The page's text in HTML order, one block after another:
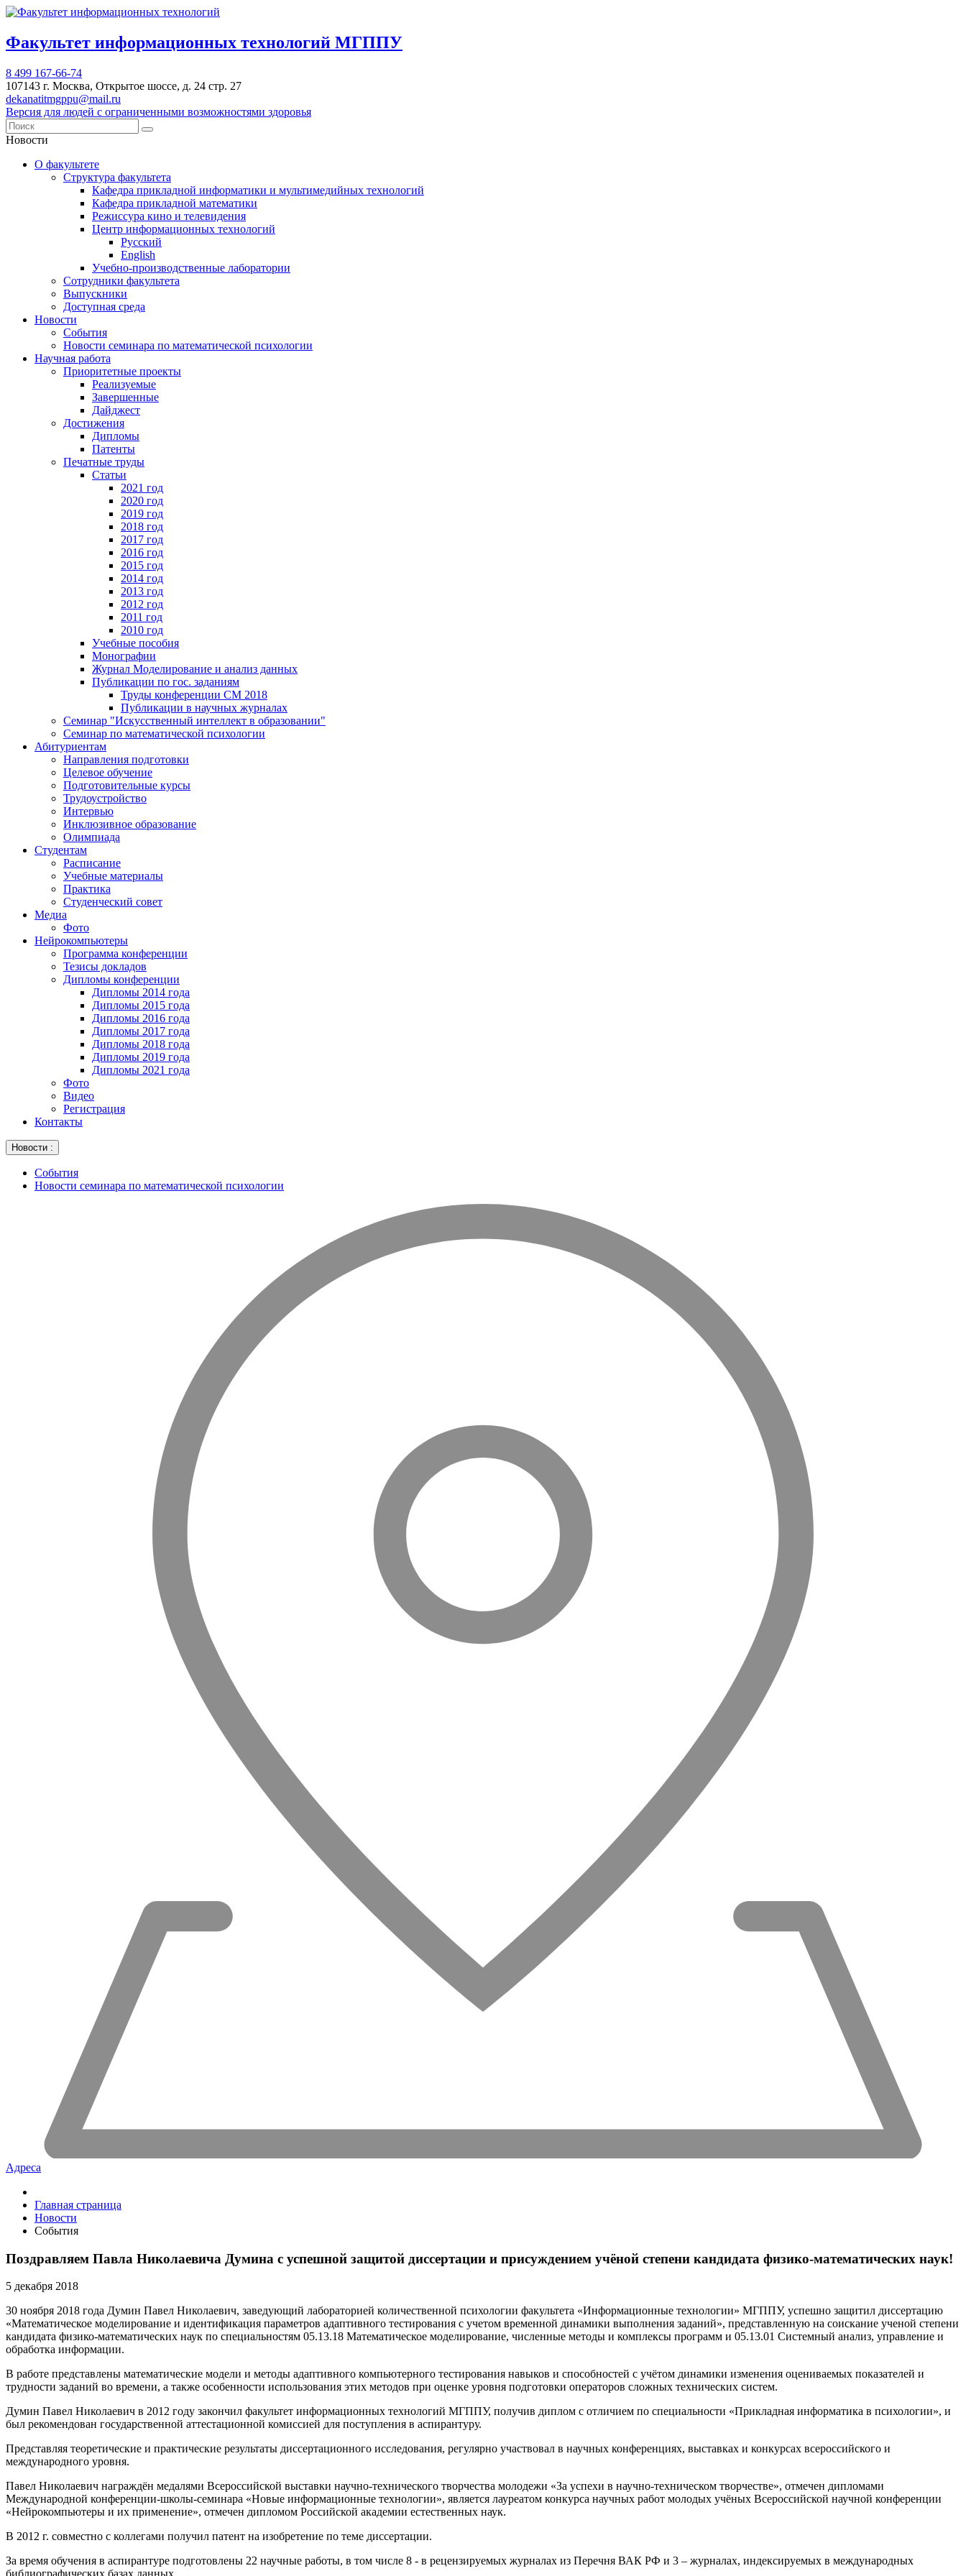
Факультет информационных технологий МГППУ
8 499 167-66-74
107143 г. Москва, Открытое шоссе, д. 24 стр. 27
dekanatitmgppu@mail.ru
Версия для людей с ограниченными возможностями здоровья
Новости
О факультете
Структура факультета
Кафедра прикладной информатики и мультимедийных технологий
Кафедра прикладной математики
Режиссура кино и телевидения
Центр информационных технологий
Русский
English
Учебно-производственные лаборатории
Сотрудники факультета
Выпускники
Доступная среда
Новости
События
Новости семинара по математической психологии
Научная работа
Приоритетные проекты
Реализуемые
Завершенные
Дайджест
Достижения
Дипломы
Патенты
Печатные труды
Статьи
2021 год
2020 год
2019 год
2018 год
2017 год
2016 год
2015 год
2014 год
2013 год
2012 год
2011 год
2010 год
Учебные пособия
Монографии
Журнал Моделирование и анализ данных
Публикации по гос. заданиям
Труды конференции CM 2018
Публикации в научных журналах
Семинар "Искусственный интеллект в образовании"
Семинар по математической психологии
Абитуриентам
Направления подготовки
Целевое обучение
Подготовительные курсы
Трудоустройство
Интервью
Инклюзивное образование
Олимпиада
Студентам
Расписание
Учебные материалы
Практика
Студенческий совет
Медиа
Фото
Нейрокомпьютеры
Программа конференции
Тезисы докладов
Дипломы конференции
Дипломы 2014 года
Дипломы 2015 года
Дипломы 2016 года
Дипломы 2017 года
Дипломы 2018 года
Дипломы 2019 года
Дипломы 2021 года
Фото
Видео
Регистрация
Контакты
Новости :
События
Новости семинара по математической психологии
Адреса
Главная страница
Новости
События
Поздравляем Павла Николаевича Думина с успешной защитой диссертации и присуждением учёной степени кандидата физико-математических наук!
5 декабря 2018
30 ноября 2018 года Думин Павел Николаевич, заведующий лабораторией количественной психологии факультета «Информационные технологии» МГППУ, успешно защитил диссертацию
«Математическое моделирование и идентификация параметров адаптивного тестирования с учетом временной динамики выполнения заданий», представленную на соискание ученой степени
кандидата физико-математических наук по специальностям 05.13.18 Математическое моделирование, численные методы и комплексы программ и 05.13.01 Системный анализ, управление и
обработка информации.
В работе представлены математические модели и методы адаптивного компьютерного тестирования навыков и способностей с учётом динамики изменения оцениваемых показателей и
трудности заданий во времени, а также особенности использования этих методов при оценке уровня подготовки операторов сложных технических систем.
Думин Павел Николаевич в 2012 году закончил факультет информационных технологий МГППУ, получив диплом с отличием по специальности «Прикладная информатика в психологии», и
был рекомендован государственной аттестационной комиссией для поступления в аспирантуру.
Представляя теоретические и практические результаты диссертационного исследования, регулярно участвовал в научных конференциях, выставках и конкурсах всероссийского и
международного уровня.
Павел Николаевич награждён медалями Всероссийской выставки научно-технического творчества молодежи «За успехи в научно-техническом творчестве», отмечен дипломами
Международной конференции-школы-семинара «Новые информационные технологии», является лауреатом конкурса научных работ молодых учёных Всероссийской научной конференции
«Нейрокомпьютеры и их применение», отмечен дипломом Российской академии естественных наук.
В 2012 г. совместно с коллегами получил патент на изобретение по теме диссертации.
За время обучения в аспирантуре подготовлены 22 научные работы, в том числе 8 - в рецензируемых журналах из Перечня ВАК РФ и 3 – журналах, индексируемых в международных